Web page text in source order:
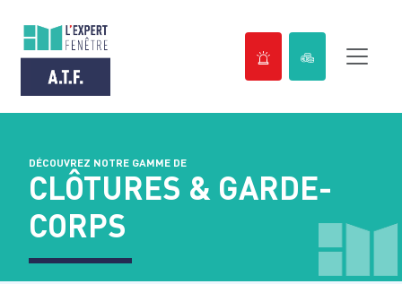
contenuDÉCOUVREZ NOTRE GAMME DE
CLÔTURES & GARDE-
CORPS